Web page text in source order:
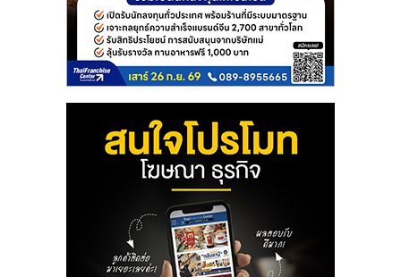
บ้าน
ลงทุน